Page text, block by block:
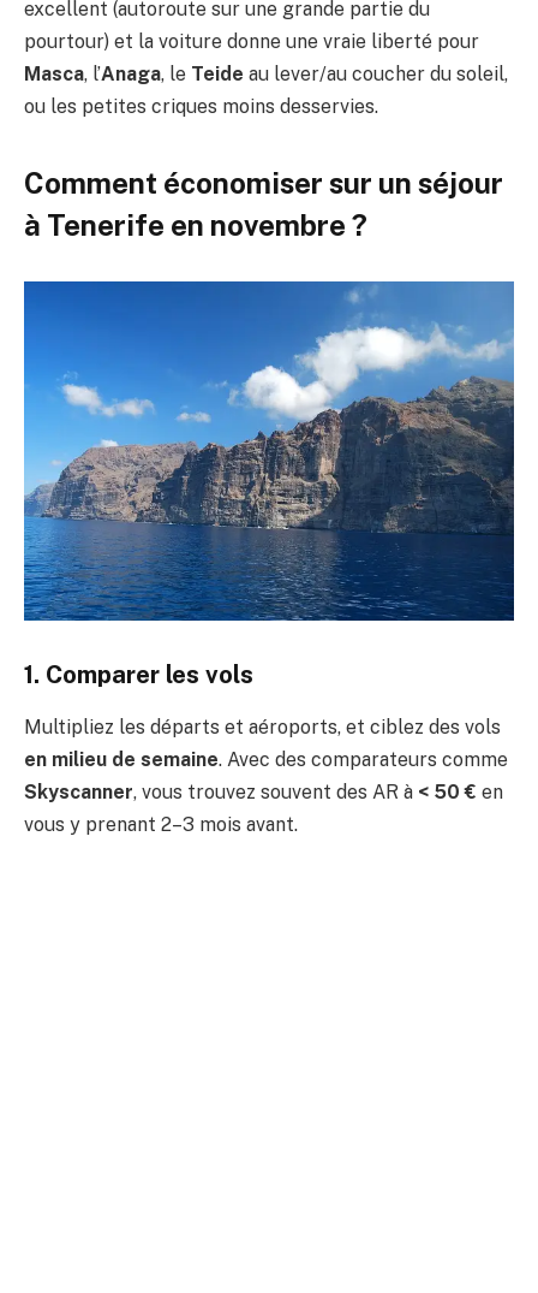
excellent (autoroute sur une grande partie du
pourtour) et la voiture donne une vraie liberté pour
Masca, l’Anaga, le Teide au lever/au coucher du soleil,
ou les petites criques moins desservies.
Comment économiser sur un séjour
à Tenerife en novembre ?
1. Comparer les vols
Multipliez les départs et aéroports, et ciblez des vols
en milieu de semaine. Avec des comparateurs comme
Skyscanner, vous trouvez souvent des AR à < 50 € en
vous y prenant 2–3 mois avant.